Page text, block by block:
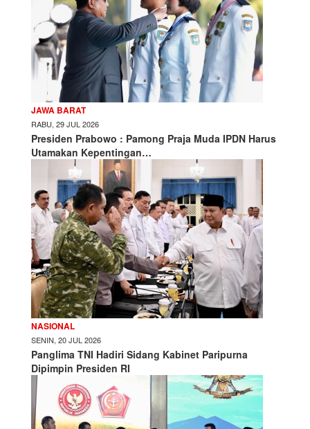
JAWA BARAT
RABU, 29 JUL 2026
Presiden Prabowo : Pamong Praja Muda IPDN Harus
Utamakan Kepentingan…
NASIONAL
SENIN, 20 JUL 2026
Panglima TNI Hadiri Sidang Kabinet Paripurna
Dipimpin Presiden RI